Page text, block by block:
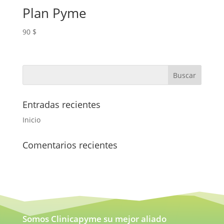
Plan Pyme
90 $
Entradas recientes
Inicio
Comentarios recientes
Somos Clinicapyme su mejor aliado